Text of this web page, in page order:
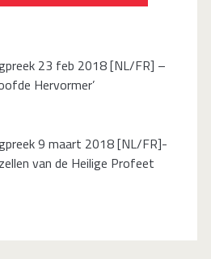
23 feb 2018 [NL/FR] –
Hervormer’
9 maart 2018 [NL/FR]-
van de Heilige Profeet